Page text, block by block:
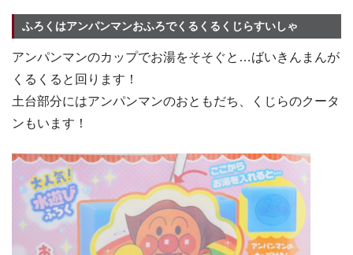
ふろくはアンパンマンおふろでくるくるくじらすいしゃ
アンパンマンのカップでお湯をそそぐと…ばいきんまんが
くるくると回ります！
土台部分にはアンパンマンのおともだち、くじらのクータ
ンもいます！